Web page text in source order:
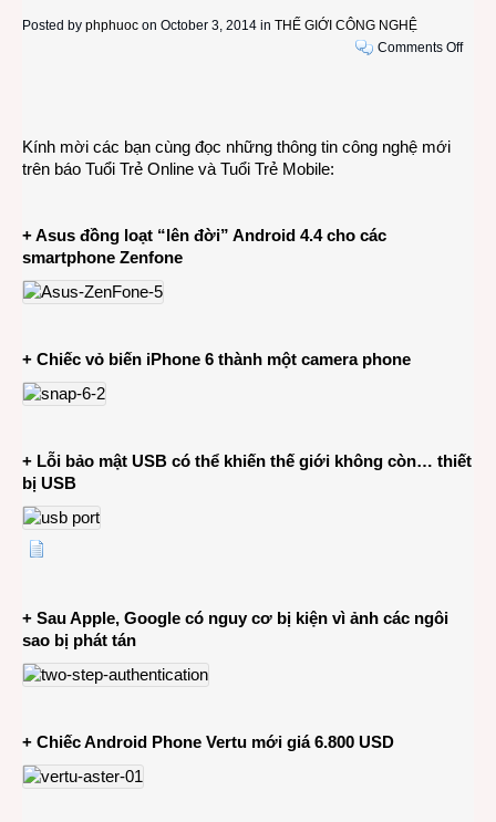
Posted by phphuoc on October 3, 2014 in THẾ GIỚI CÔNG NGHỆ
Comments Offon
Kính mời các bạn cùng đọc những thông tin công nghệ mới
trên báo Tuổi Trẻ Online và Tuổi Trẻ Mobile:
+ Asus đồng loạt “lên đời” Android 4.4 cho các
smartphone Zenfone
+ Chiếc vỏ biến iPhone 6 thành một camera phone
+ Lỗi bảo mật USB có thể khiến thế giới không còn… thiết
bị USB
+ Sau Apple, Google có nguy cơ bị kiện vì ảnh các ngôi
sao bị phát tán
+ Chiếc Android Phone Vertu mới giá 6.800 USD